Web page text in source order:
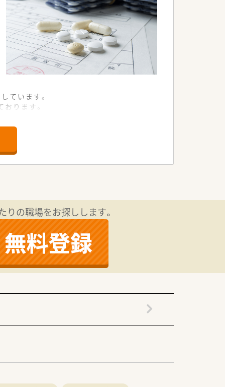
ています。
ります。
っては全自動分包機や、散剤鑑査シ
2.5日が可能です。
組みたい方にオススメです。
の職場をお探しします。